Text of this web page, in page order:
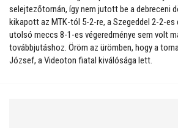
selejtezőtornán, így nem jutott be a debreceni
kikapott az MTK-tól 5-2-re, a Szegeddel 2-2-
utolsó meccs 8-1-es végeredménye sem volt
továbbjutáshoz. Öröm az ürömben, hogy a
József, a Videoton fiatal kiválósága lett.